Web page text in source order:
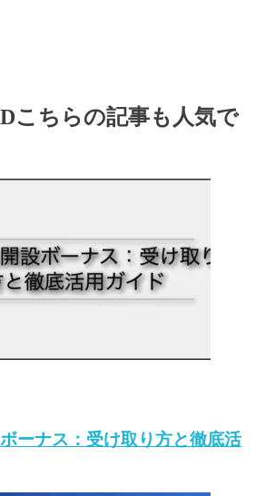
こちらの記事も人気で
ーナス：受け取り方と徹底活